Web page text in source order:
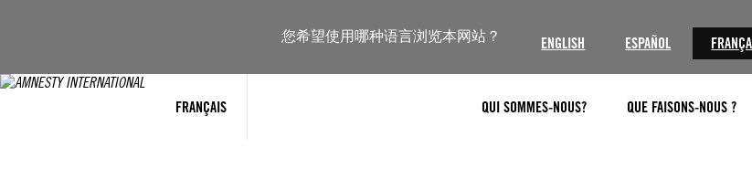
您希望使用哪种语言浏览本网站？ ENGLISH ESPAÑOL
FRANÇAIS QUI SOMMES-NOUS? QUE FAISONS-NOUS ?